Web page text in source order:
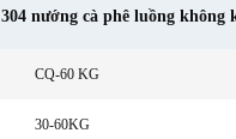
304 nướng cà phê luồng không
CQ-60 KG
30-60KG